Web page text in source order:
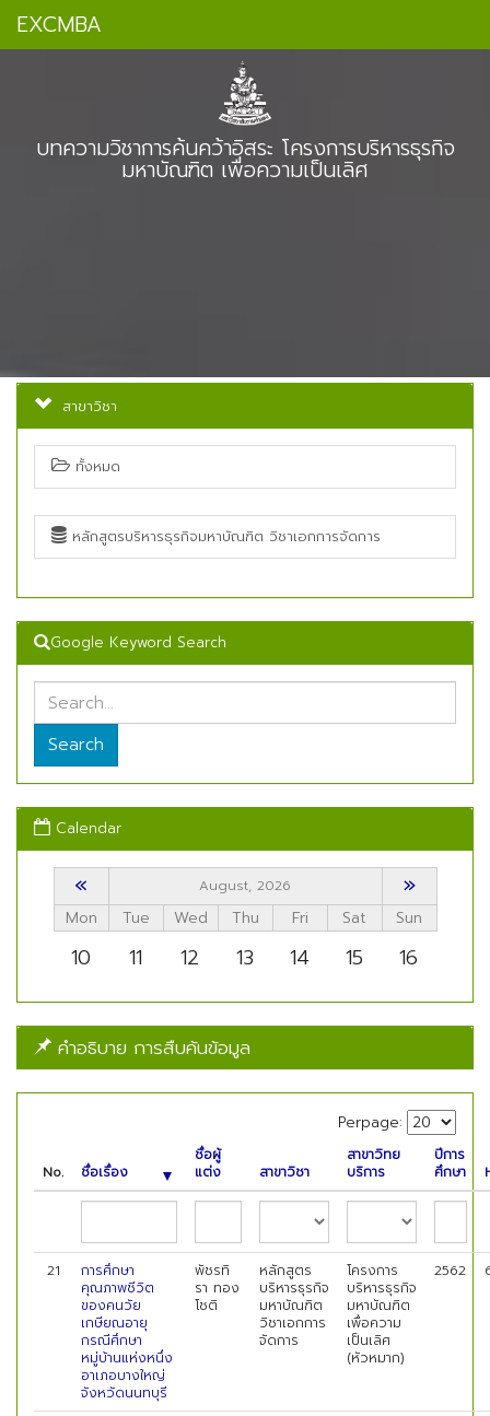
EXCMBA
บทความวิชาการค้นคว้าอิสระ โครงการบริหารธุรกิจ
มหาบัณฑิต เพื่อความเป็นเลิศ
สาขาวิชา
ทั้งหมด
หลักสูตรบริหารธุรกิจมหาบัณฑิต วิชาเอกการจัดการ
Google Keyword Search
Search
Calendar
« August, 2026 »
Mon Tue Wed Thu Fri Sat Sun
10 11 12 13 14 15 16
คำอธิบาย การสืบค้นข้อมูล
Perpage:
No. ชื่อเรื่อง
ชื่อผู้
แต่ง
สาขาวิชา
สาขาวิทย
บริการ
ปีการ
ศึกษา
21
การศึกษา
คุณภาพชีวิต
ของคนวัย
เกษียณอายุ
กรณีศึกษา
หมู่บ้านแห่งหนึ่ง
อาเภอบางใหญ่
จังหวัดนนทบุรี
พัชรทิ
รา ทอง
โชติ
หลักสูตร
บริหารธุรกิจ
มหาบัณฑิต
วิชาเอกการ
จัดการ
โครงการ
บริหารธุรกิจ
มหาบัณฑิต
เพื่อความ
เป็นเลิศ
(หัวหมาก)
2562